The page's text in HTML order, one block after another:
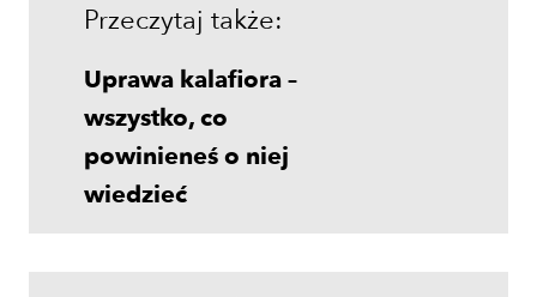
Przeczytaj także:
Uprawa kalafiora –
wszystko, co
powinieneś o niej
wiedzieć